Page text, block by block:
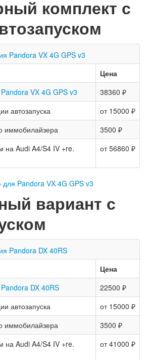
комплект с
Цена
Pandora VX 4G GPS v3
38360 ₽
автозапуска
от 15000 ₽
иммобилайзера
3500 ₽
Audi A4/S4 IV +re.
от 56860 ₽
для Pandora VX 4G GPS v3
вариант с
Цена
Pandora DX 40RS
22500 ₽
автозапуска
от 15000 ₽
иммобилайзера
3500 ₽
Audi A4/S4 IV +re.
от 41000 ₽